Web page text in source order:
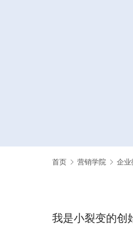
首页 营销学院 企业
我是小裂变的创